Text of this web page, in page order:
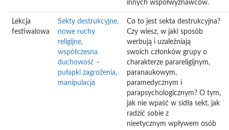
innych współwyznawców.
Lekcja
festiwalowa
Sekty destrukcyjne,
nowe ruchy
religijne,
współczesna
duchowość –
pułapki zagrożenia,
manipulacja
Co to jest sekta destrukcyjna?
Czy wiesz, w jaki sposób
werbują i uzależniają
swoich członków grupy o
charakterze parareligijnym,
paranaukowym,
paramedycznym i
parapsychologicznym? O tym,
jak nie wpaść w sidła sekt, jak
radzić sobie z
nieetycznym wpływem osób